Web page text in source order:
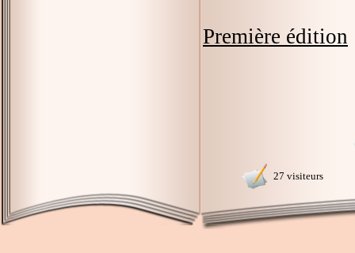
Première édition
27 visiteurs